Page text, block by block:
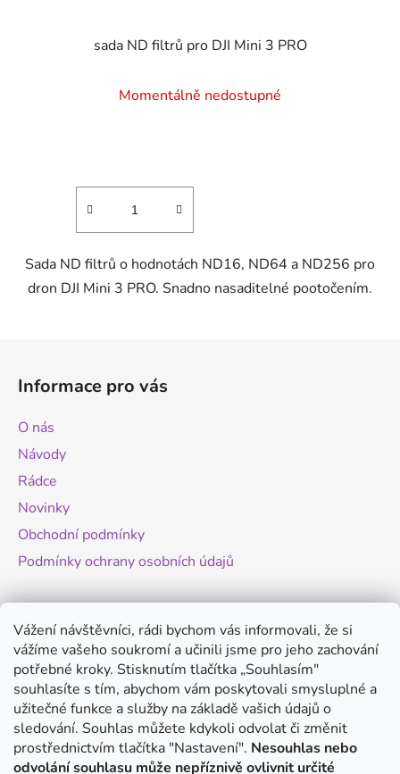
Vážení návštěvníci, rádi bychom vás informovali, že si
vážíme vašeho soukromí a učinili jsme pro jeho zachování
potřebné kroky. Stisknutím tlačítka „Souhlasím"
souhlasíte s tím, abychom vám poskytovali smysluplné a
užitečné funkce a služby na základě vašich údajů o
sledování. Souhlas můžete kdykoli odvolat či změnit
prostřednictvím tlačítka "Nastavení". Nesouhlas nebo
odvolání souhlasu může nepříznivě ovlivnit určité
sada ND filtrů pro DJI Mini 3 PRO
Momentálně nedostupné
Sada ND filtrů o hodnotách ND16, ND64 a ND256 pro
dron DJI Mini 3 PRO. Snadno nasaditelné pootočením.
Informace pro vás
O nás
Návody
Rádce
Novinky
Obchodní podmínky
Podmínky ochrany osobních údajů
Novinky
Změny legislativy pro provoz dronů - od
1.9.2025
20.8.2025
Antigravity A1 - revoluční minidron s 360°
kamerou
20.8.2025